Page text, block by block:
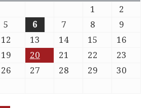
1
2
5 6 7 8
9
12 13 14 15
16
19 20 21 22
23
26 27 28 29
30